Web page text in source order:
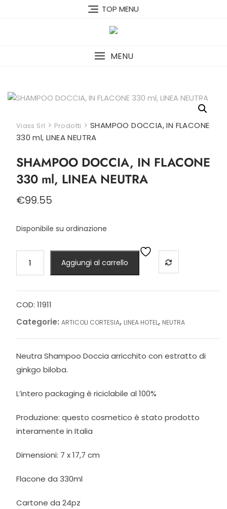
TOP MENU
MENU
Viass Srl > Prodotti > SHAMPOO DOCCIA, IN FLACONE
330 ml, LINEA NEUTRA
SHAMPOO DOCCIA, IN FLACONE
330 ml, LINEA NEUTRA
€99.55
Disponibile su ordinazione
DOCCIA,
FLACONE
330
ml,
LINEA
NEUTRA
quantità
Aggiungi al carrello
COD: 11911
Categorie: ARTICOLI CORTESIA, LINEA HOTEL, NEUTRA
Neutra Shampoo Doccia arricchito con estratto di
ginkgo biloba.
L’intero packaging è riciclabile al 100%
Produzione: questo cosmetico è stato prodotto
interamente in Italia
Dimensioni: 7 x 17,7 cm
Flacone da 330ml
Cartone da 24pz